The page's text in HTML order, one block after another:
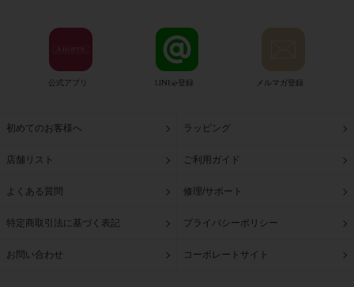
公式アプリ LINE@登録 メルマガ登録
初めてのお客様へ ラッピング
店舗リスト ご利用ガイド
よくある質問 修理/サポート
特定商取引法に基づく表記 プライバシーポリシー
お問い合わせ コーポレートサイト